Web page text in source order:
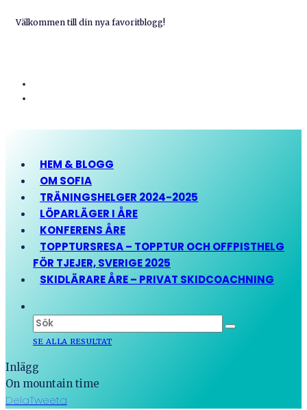
Välkommen till din nya favoritblogg!
HEM & BLOGG
OM SOFIA
TRÄNINGSHELGER 2024-2025
LÖPARLÄGER I ÅRE
KONFERENS ÅRE
TOPPTURSRESA – TOPPTUR OCH OFFPISTHELG
FÖR TJEJER, SVERIGE 2025
SKIDLÄRARE ÅRE – PRIVAT SKIDCOACHNING
SE ALLA RESULTAT
Inlägg
On mountain time
DelaTweeta